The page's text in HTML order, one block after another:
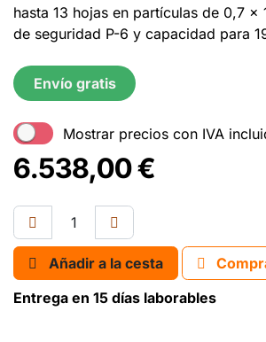
hasta 13 hojas en partículas de 0,7 x
de seguridad P-6 y capacidad para
Envío gratis
Mostrar precios con IVA
6.538,00€
Añadir a la cesta
Entrega en 15 días laborables